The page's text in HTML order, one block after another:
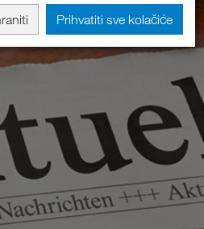
Prihvatiti sve kolačiće